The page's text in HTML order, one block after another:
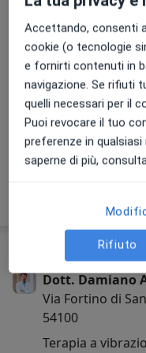
Visualizza galleria
Comunicazioni
Dott. Damiano
Via Fortino di
54100
Terapia a
Accettando, consenti
cookie (o tecnologie
e fornirti contenuti in
navigazione. Se rifiuti
quelli necessari per il
Puoi revocare il tuo
preferenze in
saperne di più,
Rifiuto